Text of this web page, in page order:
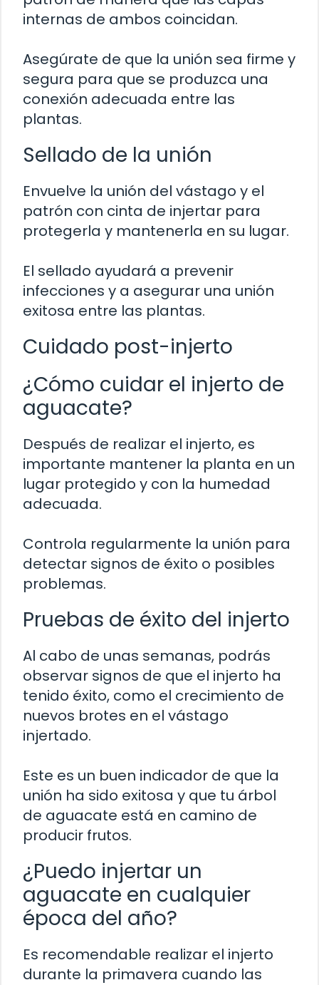
internas de ambos coincidan.
Asegúrate de que la unión sea firme y
segura para que se produzca una
conexión adecuada entre las
plantas.
Sellado de la unión
Envuelve la unión del vástago y el
patrón con cinta de injertar para
protegerla y mantenerla en su lugar.
El sellado ayudará a prevenir
infecciones y a asegurar una unión
exitosa entre las plantas.
Cuidado post-injerto
¿Cómo cuidar el injerto de
aguacate?
Después de realizar el injerto, es
importante mantener la planta en un
lugar protegido y con la humedad
adecuada.
Controla regularmente la unión para
detectar signos de éxito o posibles
problemas.
Pruebas de éxito del injerto
Al cabo de unas semanas, podrás
observar signos de que el injerto ha
tenido éxito, como el crecimiento de
nuevos brotes en el vástago
injertado.
Este es un buen indicador de que la
unión ha sido exitosa y que tu árbol
de aguacate está en camino de
producir frutos.
¿Puedo injertar un
aguacate en cualquier
época del año?
Es recomendable realizar el injerto
durante la primavera cuando las